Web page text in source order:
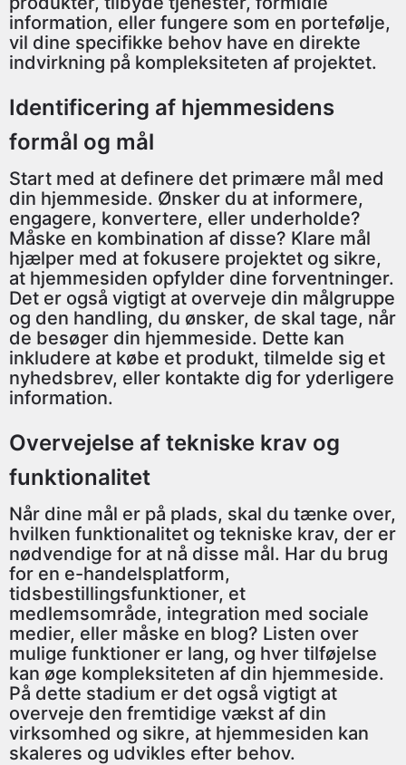
information, eller fungere som en portefølje,
vil dine specifikke behov have en direkte
indvirkning på kompleksiteten af projektet.
Identificering af hjemmesidens
formål og mål
Start med at definere det primære mål med
din hjemmeside. Ønsker du at informere,
engagere, konvertere, eller underholde?
Måske en kombination af disse? Klare mål
hjælper med at fokusere projektet og sikre,
at hjemmesiden opfylder dine forventninger.
Det er også vigtigt at overveje din målgruppe
og den handling, du ønsker, de skal tage, når
de besøger din hjemmeside. Dette kan
inkludere at købe et produkt, tilmelde sig et
nyhedsbrev, eller kontakte dig for yderligere
information.
Overvejelse af tekniske krav og
funktionalitet
Når dine mål er på plads, skal du tænke over,
hvilken funktionalitet og tekniske krav, der er
nødvendige for at nå disse mål. Har du brug
for en e-handelsplatform,
tidsbestillingsfunktioner, et
medlemsområde, integration med sociale
medier, eller måske en blog? Listen over
mulige funktioner er lang, og hver tilføjelse
kan øge kompleksiteten af din hjemmeside.
På dette stadium er det også vigtigt at
overveje den fremtidige vækst af din
virksomhed og sikre, at hjemmesiden kan
skaleres og udvikles efter behov.